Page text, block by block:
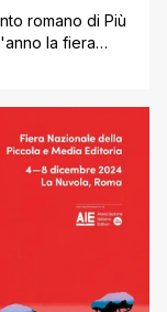
romano di Più
la fiera
a lunedì 8
Roma. Cinque